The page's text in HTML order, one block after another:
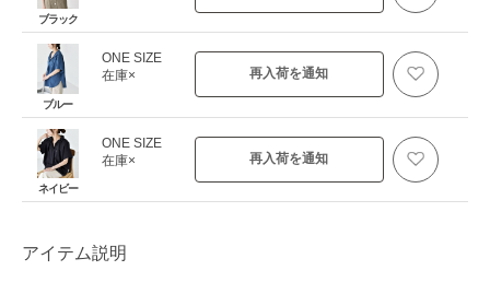
ブラック
ブルー
ONE SIZE
在庫×
再入荷を通知
ネイビー
ONE SIZE
在庫×
再入荷を通知
アイテム説明